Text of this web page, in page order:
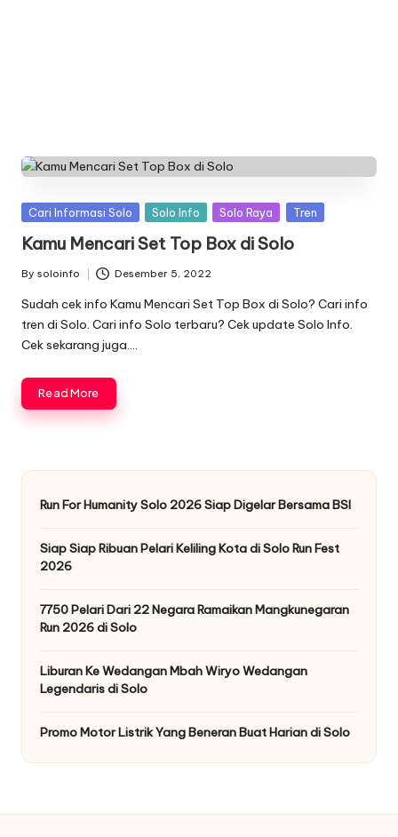
Posted
Cari Informasi Solo Solo Info Solo Raya Tren
Kamu Mencari Set Top Box di Solo
Posted
by
By soloinfo Desember 5, 2022
Sudah cek info Kamu Mencari Set Top Box di Solo? Cari info
tren di Solo. Cari info Solo terbaru? Cek update Solo Info.
Cek sekarang juga….
Read More
Run For Humanity Solo 2026 Siap Digelar Bersama BSI
Siap Siap Ribuan Pelari Keliling Kota di Solo Run Fest
2026
7750 Pelari Dari 22 Negara Ramaikan Mangkunegaran
Run 2026 di Solo
Liburan Ke Wedangan Mbah Wiryo Wedangan
Legendaris di Solo
Promo Motor Listrik Yang Beneran Buat Harian di Solo